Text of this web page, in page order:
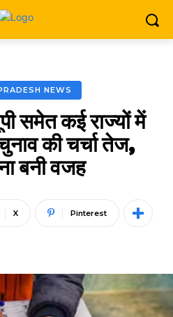
NEWS
समेत कई राज्यों में
की चर्चा तेज,
बनी वजह
X Pinterest